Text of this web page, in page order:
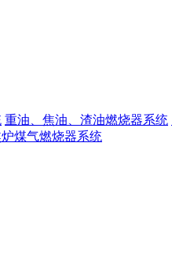
重油、焦油、渣油燃烧器系统
煤气燃烧器系统